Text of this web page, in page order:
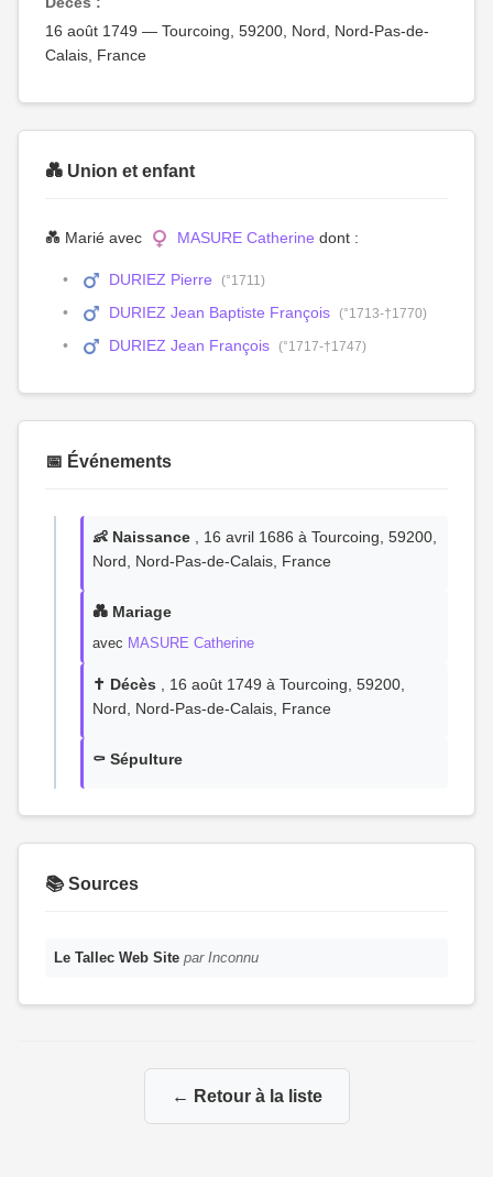
16 août 1749 — Tourcoing, 59200, Nord, Nord-Pas-de-
Calais, France
💑 Union et enfant
💑 Marié avec MASURE Catherine dont :
DURIEZ Pierre (°1711)
DURIEZ Jean Baptiste François (°1713-†1770)
DURIEZ Jean François (°1717-†1747)
📅 Événements
👶 Naissance , 16 avril 1686 à Tourcoing, 59200,
Nord, Nord-Pas-de-Calais, France
💑 Mariage
avec MASURE Catherine
✝️ Décès , 16 août 1749 à Tourcoing, 59200,
Nord, Nord-Pas-de-Calais, France
⚰️ Sépulture
📚 Sources
Le Tallec Web Site par Inconnu
← Retour à la liste